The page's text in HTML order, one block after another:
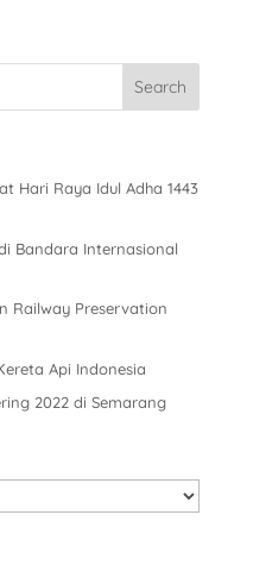
Hari Raya Idul Adha 1443
Bandara Internasional
Railway Preservation
Api Indonesia
2022 di Semarang